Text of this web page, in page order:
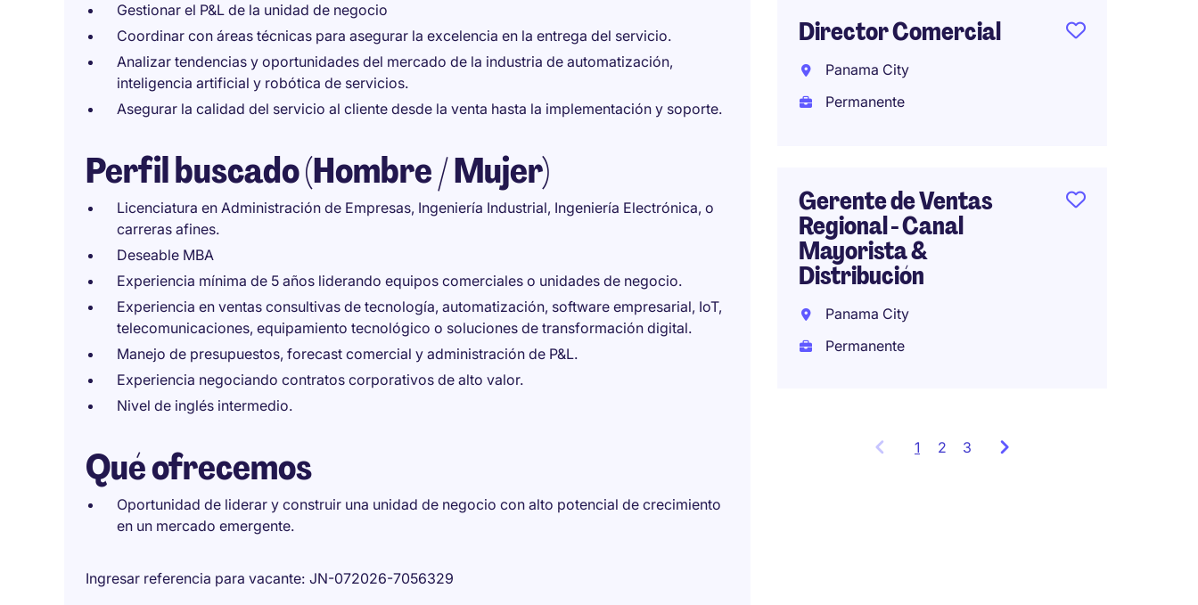
Gestionar el P&L de la unidad de negocio
Coordinar con áreas técnicas para asegurar la excelencia en la entrega del servicio.
Analizar tendencias y oportunidades del mercado de la industria de automatización,
inteligencia artificial y robótica de servicios.
Asegurar la calidad del servicio al cliente desde la venta hasta la implementación y soporte.
Perfil buscado (Hombre / Mujer)
Licenciatura en Administración de Empresas, Ingeniería Industrial, Ingeniería Electrónica, o
carreras afines.
Deseable MBA
Experiencia mínima de 5 años liderando equipos comerciales o unidades de negocio.
Experiencia en ventas consultivas de tecnología, automatización, software empresarial, IoT,
telecomunicaciones, equipamiento tecnológico o soluciones de transformación digital.
Manejo de presupuestos, forecast comercial y administración de P&L.
Experiencia negociando contratos corporativos de alto valor.
Nivel de inglés intermedio.
Qué ofrecemos
Oportunidad de liderar y construir una unidad de negocio con alto potencial de crecimiento
en un mercado emergente.
Ingresar referencia para vacante JN-072026-7056329
Director Comercial
Panama City
Permanente
Gerente de Ventas
Regional - Canal
Mayorista &
Distribución
Panama City
Permanente
1 Showing
2 3